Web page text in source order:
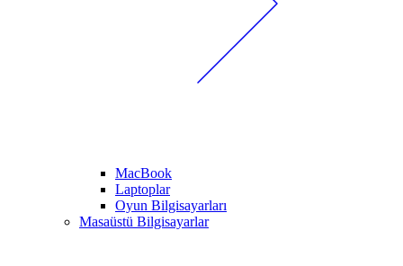
MacBook
Laptoplar
Oyun Bilgisayarları
Masaüstü Bilgisayarlar